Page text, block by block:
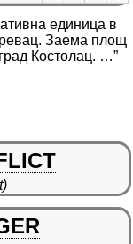
единица в
Заема площ
Костолац. …”